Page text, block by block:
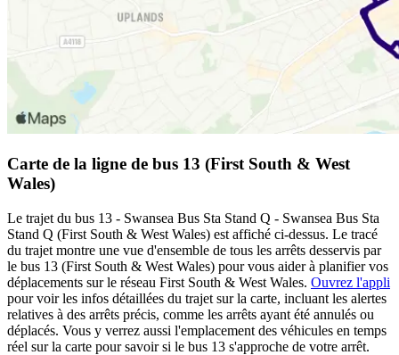
Carte de la ligne de bus 13 (First South & West
Wales)
Le trajet du bus 13 - Swansea Bus Sta Stand Q - Swansea Bus Sta
Stand Q (First South & West Wales) est affiché ci-dessus. Le tracé
du trajet montre une vue d'ensemble de tous les arrêts desservis par
le bus 13 (First South & West Wales) pour vous aider à planifier vos
déplacements sur le réseau First South & West Wales. Ouvrez l'appli
pour voir les infos détaillées du trajet sur la carte, incluant les alertes
relatives à des arrêts précis, comme les arrêts ayant été annulés ou
déplacés. Vous y verrez aussi l'emplacement des véhicules en temps
réel sur la carte pour savoir si le bus 13 s'approche de votre arrêt.